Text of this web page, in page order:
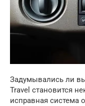
Задумывались ли
Travel становится
исправная система